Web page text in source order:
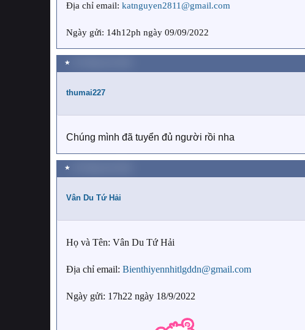
Địa chỉ email: katnguyen2811@gmail.com
Ngày gửi: 14h12ph ngày 09/09/2022
★
thumai227
Chúng mình đã tuyển đủ người rồi nha
★
Vân Du Tứ Hải
Họ và Tên: Vân Du Tứ Hải
Địa chỉ email: Bienthiyennhitlgddn@gmail.com
Ngày gửi: 17h22 ngày 18/9/2022